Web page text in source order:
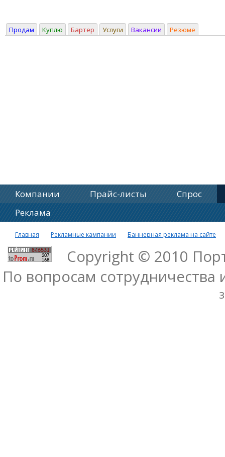
Продам Куплю Бартер Услуги Вакансии Резюме
Компании Прайс-листы
Спрос
Реклама
Главная Рекламные кампании Баннерная реклама на сайте
Copyright © 2010
По вопросам